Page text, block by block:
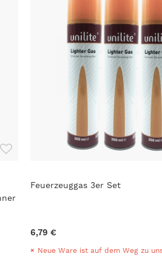
Feuerzeuggas 3er Set
6,79 €
Neue Ware ist auf dem Weg zu